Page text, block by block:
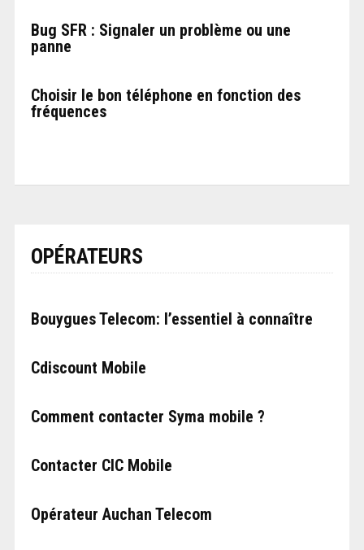
Bug SFR : Signaler un problème ou une
panne
Choisir le bon téléphone en fonction des
fréquences
OPÉRATEURS
Bouygues Telecom: l’essentiel à connaître
Cdiscount Mobile
Comment contacter Syma mobile ?
Contacter CIC Mobile
Opérateur Auchan Telecom